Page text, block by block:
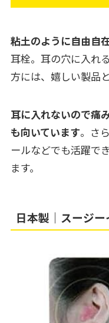
粘土のように自由自
耳栓。耳の穴に入れ
方には、嬉しい製品
耳に入れないので痛
も向いています。さら
ールなどでも活躍で
ます。
日本製｜スージ